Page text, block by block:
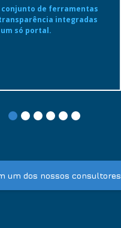
conjunto de ferramentas
integradas
só portal.
um dos nossos consultores